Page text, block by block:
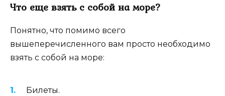
Что еще взять с собой на море?
Понятно, что помимо всего
вышеперечисленного вам просто необходимо
взять с собой на море:
Билеты.